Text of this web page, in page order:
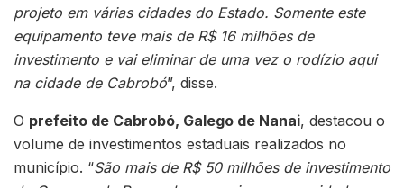
projeto em várias cidades do Estado. Somente este
equipamento teve mais de R$ 16 milhões de
investimento e vai eliminar de uma vez o rodízio aqui
na cidade de Cabrobó”, disse.
O prefeito de Cabrobó, Galego de Nanai, destacou o
volume de investimentos estaduais realizados no
município. “São mais de R$ 50 milhões de investimento